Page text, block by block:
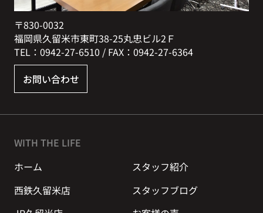
〒830-0032
福岡県久留米市東町38-25丸忠ビル2Ｆ
TEL：0942-27-6510 / FAX：0942-27-6364
お問い合わせ
WITH THE LIFE
ホーム
スタッフ紹介
西鉄久留米店
スタッフブログ